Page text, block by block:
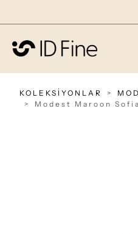
KOLEKSİYONLAR
Modest Maroon